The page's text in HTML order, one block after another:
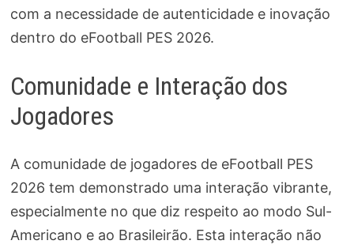
com a necessidade de autenticidade e inovação
dentro do eFootball PES 2026.
Comunidade e Interação dos
Jogadores
A comunidade de jogadores de eFootball PES
2026 tem demonstrado uma interação vibrante,
especialmente no que diz respeito ao modo Sul-
Americano e ao Brasileirão. Esta interação não